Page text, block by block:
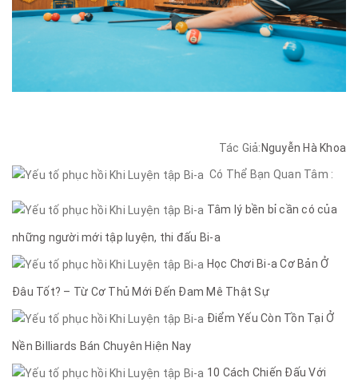
Tác Giả: Nguyễn Hà Khoa
Có Thể Bạn Quan Tâm :
Tâm lý bền bỉ cần có của
những người mới tập luyện, thi đấu Bi-a
Học Chơi Bi-a Cơ Bản Ở
Đâu Tốt? – Từ Cơ Thủ Mới Đến Đam Mê Thật Sự
Điểm Yếu Còn Tồn Tại Ở
Nền Billiards Bán Chuyên Hiện Nay
10 Cách Chiến Đấu Với